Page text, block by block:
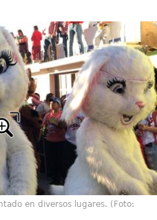
en diversos lugares. (Foto: